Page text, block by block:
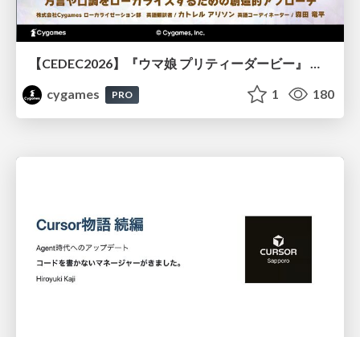
【CEDEC2026】『ウマ娘 プリティーダービー』 英語版のキャラクターの方言や口調をローカライズするための創造的アプローチ
cygames
PRO 1 180